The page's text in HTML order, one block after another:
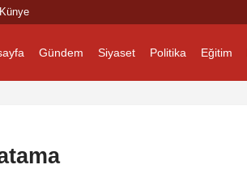
Künye
Gündem Siyaset Politika Eğitim